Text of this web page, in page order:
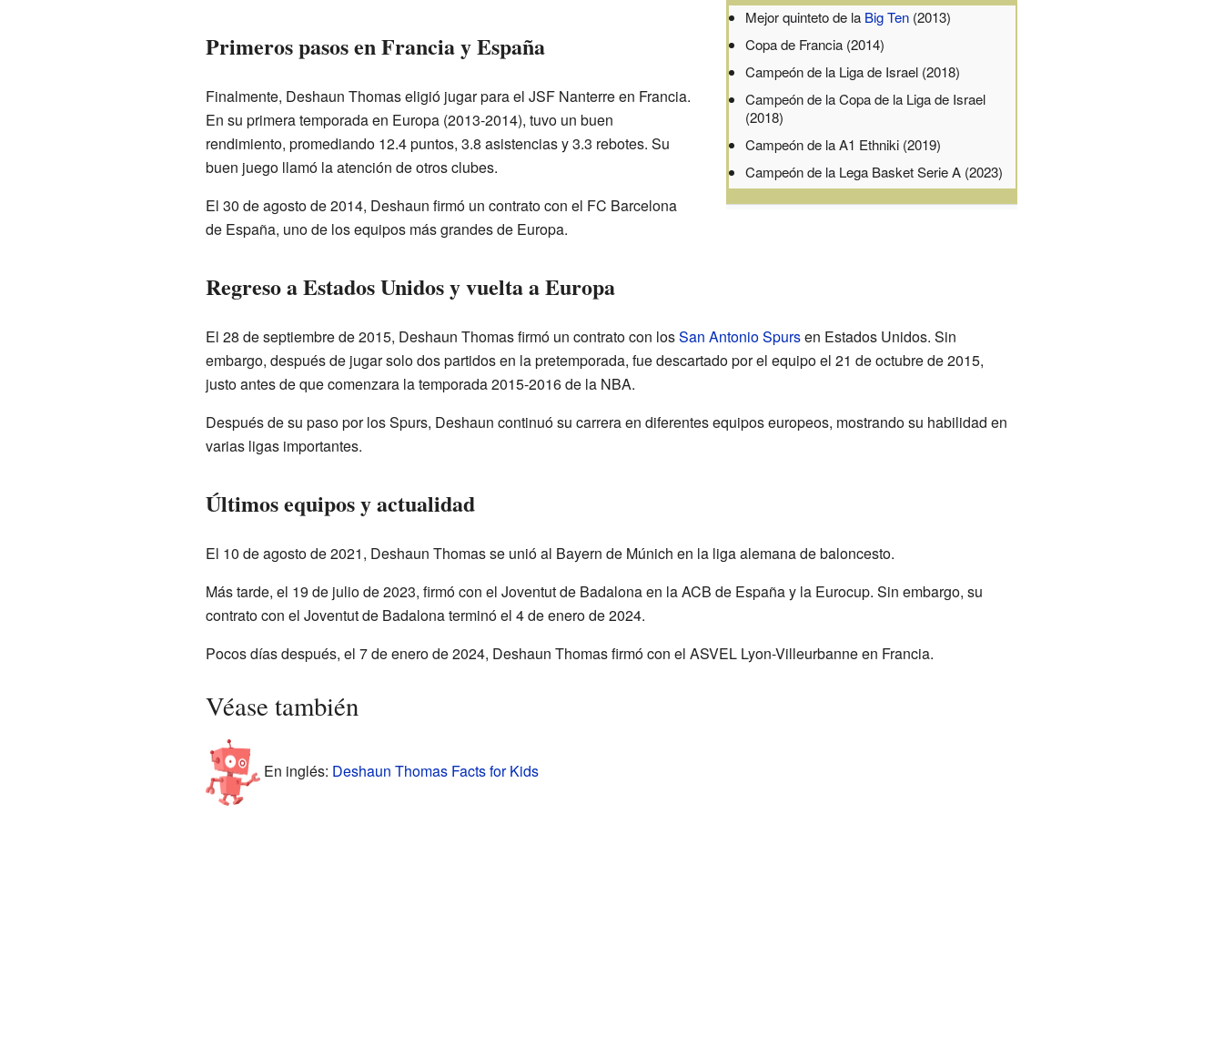
Mejor quinteto de la Big Ten (2013)
Copa de Francia (2014)
Campeón de la Liga de Israel (2018)
Campeón de la Copa de la Liga de Israel
(2018)
Campeón de la A1 Ethniki (2019)
Campeón de la Lega Basket Serie A (2023)
Primeros pasos en Francia y España
Finalmente, Deshaun Thomas eligió jugar para el JSF Nanterre en Francia.
En su primera temporada en Europa (2013-2014), tuvo un buen
rendimiento, promediando 12.4 puntos, 3.8 asistencias y 3.3 rebotes. Su
buen juego llamó la atención de otros clubes.
El 30 de agosto de 2014, Deshaun firmó un contrato con el FC Barcelona
de España, uno de los equipos más grandes de Europa.
Regreso a Estados Unidos y vuelta a Europa
El 28 de septiembre de 2015, Deshaun Thomas firmó un contrato con losSan Antonio Spursen Estados Unidos. Sin
embargo, después de jugar solo dos partidos en la pretemporada, fue descartado por el equipo el 21 de octubre de 2015,
justo antes de que comenzara la temporada 2015-2016 de la NBA.
Después de su paso por los Spurs, Deshaun continuó su carrera en diferentes equipos europeos, mostrando su habilidad en
varias ligas importantes.
Últimos equipos y actualidad
El 10 de agosto de 2021, Deshaun Thomas se unió al Bayern de Múnich en la liga alemana de baloncesto.
Más tarde, el 19 de julio de 2023, firmó con el Joventut de Badalona en la ACB de España y la Eurocup. Sin embargo, su
contrato con el Joventut de Badalona terminó el 4 de enero de 2024.
Pocos días después, el 7 de enero de 2024, Deshaun Thomas firmó con el ASVEL Lyon-Villeurbanne en Francia.
Véase también
En inglés: Deshaun Thomas Facts for Kids